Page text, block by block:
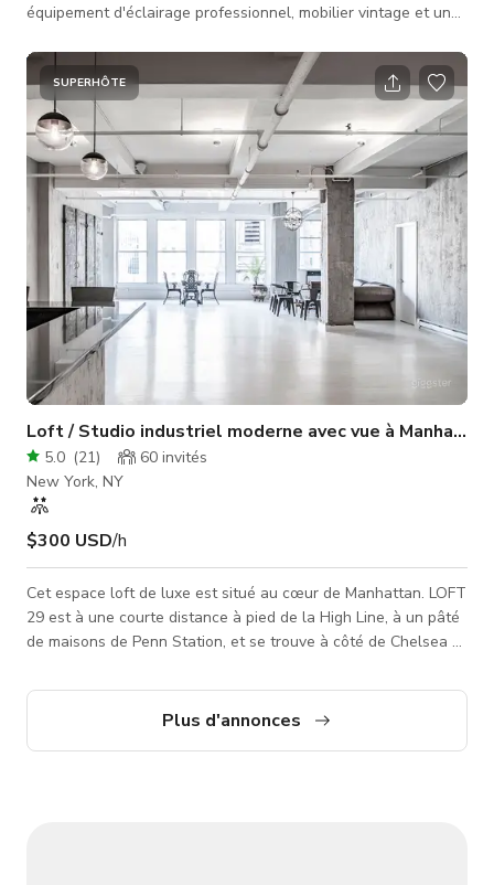
équipement d'éclairage professionnel, mobilier vintage et une
DJ, une zone coulisses ou un salon privé. L'espace comprend
également deux murs modulaires peints à la main pouvant
servir de fonds pour photos, de séparateurs d'espace, de murs
d'exposition ou de fonds pour défilés de mode. Pour les
séances photo, tour
SUPERHÔTE
Loft / Studio industriel moderne avec vue à Manhattan
5.0 (21) 60 invités
New York, NY
$300 USD/h
Cet espace loft de luxe est situé au cœur de Manhattan. LOFT
29 est à une courte distance à pied de la High Line, à un pâté
de maisons de Penn Station, et se trouve à côté de Chelsea et
que le béton industriel, un mur brossé bronze et or, et des
portes vintage restaurées à la main datant de plus de 100
Plus d'annonces